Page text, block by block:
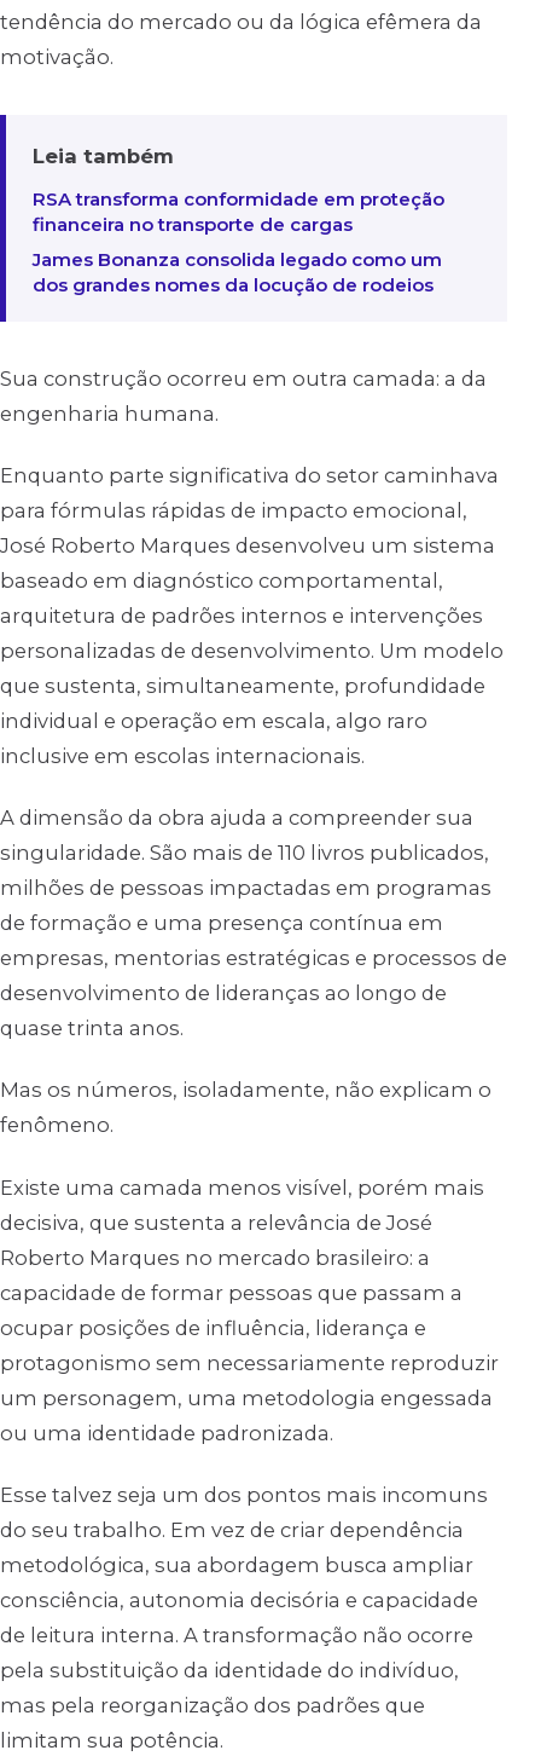
tendência do mercado ou da lógica efêmera da
motivação.
Leia também
RSA transforma conformidade em proteção
financeira no transporte de cargas
James Bonanza consolida legado como um
dos grandes nomes da locução de rodeios
Sua construção ocorreu em outra camada: a da
engenharia humana.
Enquanto parte significativa do setor caminhava
para fórmulas rápidas de impacto emocional,
José Roberto Marques desenvolveu um sistema
baseado em diagnóstico comportamental,
arquitetura de padrões internos e intervenções
personalizadas de desenvolvimento. Um modelo
que sustenta, simultaneamente, profundidade
individual e operação em escala, algo raro
inclusive em escolas internacionais.
A dimensão da obra ajuda a compreender sua
singularidade. São mais de 110 livros publicados,
milhões de pessoas impactadas em programas
de formação e uma presença contínua em
empresas, mentorias estratégicas e processos de
desenvolvimento de lideranças ao longo de
quase trinta anos.
Mas os números, isoladamente, não explicam o
fenômeno.
Existe uma camada menos visível, porém mais
decisiva, que sustenta a relevância de José
Roberto Marques no mercado brasileiro: a
capacidade de formar pessoas que passam a
ocupar posições de influência, liderança e
protagonismo sem necessariamente reproduzir
um personagem, uma metodologia engessada
ou uma identidade padronizada.
Esse talvez seja um dos pontos mais incomuns
do seu trabalho. Em vez de criar dependência
metodológica, sua abordagem busca ampliar
consciência, autonomia decisória e capacidade
de leitura interna. A transformação não ocorre
pela substituição da identidade do indivíduo,
mas pela reorganização dos padrões que
limitam sua potência.